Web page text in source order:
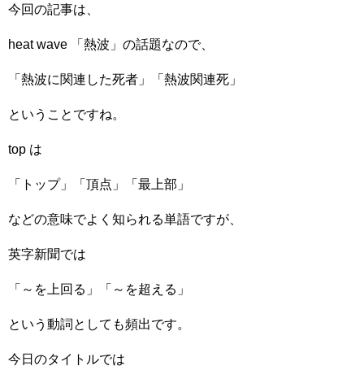
今回の記事は、
heat wave 「熱波」の話題なので、
「熱波に関連した死者」「熱波関連死」
ということですね。
top は
「トップ」「頂点」「最上部」
などの意味でよく知られる単語ですが、
英字新聞では
「～を上回る」「～を超える」
という動詞としても頻出です。
今日のタイトルでは